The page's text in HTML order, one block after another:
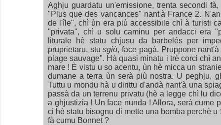
Aghju guardatu un'emissione, trenta secondi
"Plus que des vancances" nant'à France 2.
de l'île", chì ùn era più accessibile chì à turisti
"privata", chì u solu caminu per andacci era
liturale hè statu chjusu da barbelés per
pruprietaru, stusgiò, face pagà. Pruppone
plage sauvage". Hà quasi minatu i trè corci chì
mare ! È vistu u so acentu, ùn hè micca un
dumane a terra ùn serà più nostra. U peghju,
Tuttu u mondu hà u dirittu d'andà nant'à una
passà da un terrenu privatu (hè a legge chì lu
a ghjustizia ! Un face nunda ! Allora, serà cume
ci hè statu bisognu di mette una bomba perchè
fà cumu Bonnet ?